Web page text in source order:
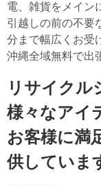
電、雑貨をメイン
引越しの前の不要
分まで幅広くお受
沖縄全域無料で出
リサイクル
様々なアイ
お客様に満
供していま